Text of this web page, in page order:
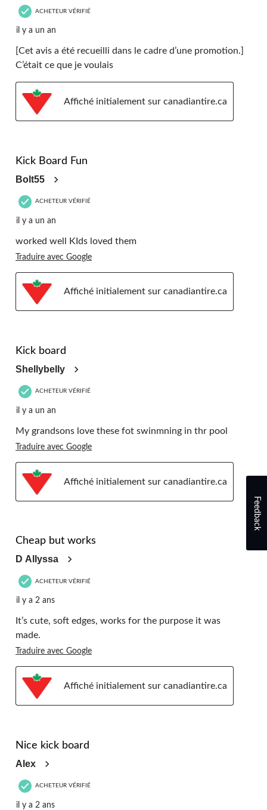
ACHETEUR VÉRIFIÉ
il y a un an
[Cet avis a été recueilli dans le cadre d’une promotion.]
C’était ce que je voulais
Affiché initialement sur canadiantire.ca
Kick Board Fun
Bolt55
ACHETEUR VÉRIFIÉ
il y a un an
worked well KIds loved them
Traduire avec Google
Affiché initialement sur canadiantire.ca
Kick board
Shellybelly
ACHETEUR VÉRIFIÉ
il y a un an
My grandsons love these fot swinmning in thr pool
Traduire avec Google
Affiché initialement sur canadiantire.ca
Cheap but works
D Allyssa
ACHETEUR VÉRIFIÉ
il y a 2 ans
It’s cute, soft edges, works for the purpose it was
made.
Traduire avec Google
Affiché initialement sur canadiantire.ca
Nice kick board
Alex
ACHETEUR VÉRIFIÉ
il y a 2 ans
Feedback